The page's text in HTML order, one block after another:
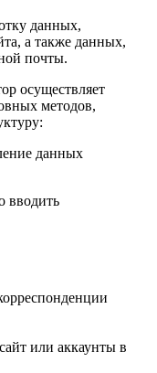
данных,
а также данных,
почты.
осуществляет
методов,
данных
вводить
или аккаунты в